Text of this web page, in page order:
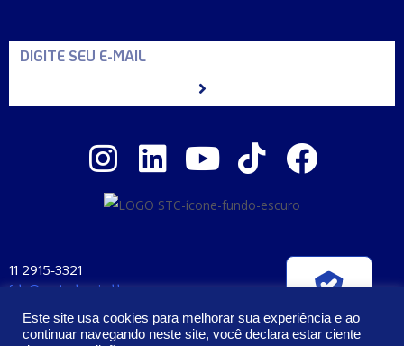
11 2915-3321
fale@santaclara.ind.br
CEP: 04225-000
Este site usa cookies para melhorar sua experiência e ao
continuar navegando neste site, você declara estar ciente